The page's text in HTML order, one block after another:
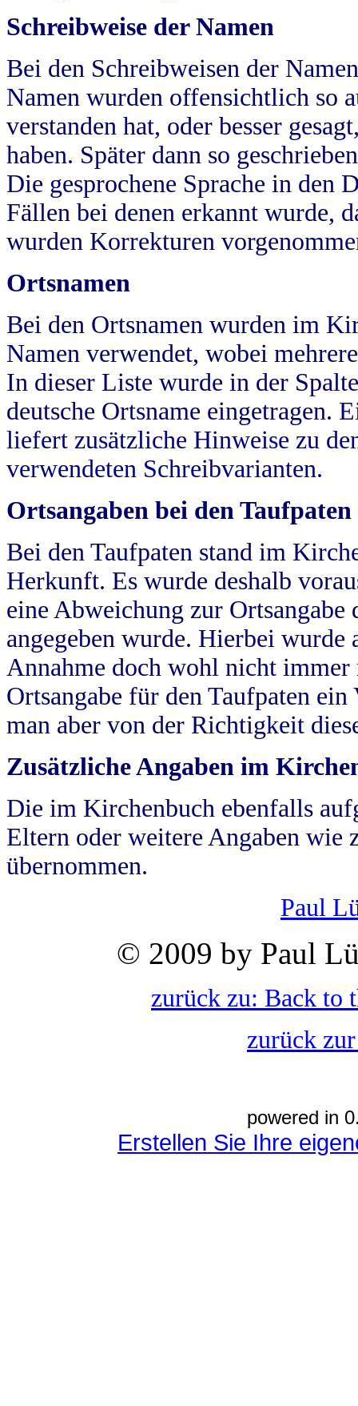
Schreibweise der Namen
Bei den Schreibweisen der
Namen wurden offensichtlich so
verstanden hat, oder besser
haben. Später dann so
Die gesprochene Sprache in
Fällen bei denen erkannt wurde,
wurden Korrekturen
Ortsnamen
Bei den Ortsnamen wurden im
Namen verwendet, wobei
In dieser Liste wurde in der
deutsche Ortsname eingetragen.
liefert zusätzliche Hinweise zu
verwendeten Schreibvarianten.
Ortsangaben bei den Taufpaten
Bei den Taufpaten stand im
Herkunft. Es wurde deshalb
eine Abweichung zur
angegeben wurde. Hierbei wurde
Annahme doch wohl nicht
Ortsangabe für den Taufpaten
man aber von der Richtigkeit
Zusätzliche Angaben im
Die im Kirchenbuch ebenfalls
Eltern oder weitere Angaben wie
übernommen.
Paul
© 2009 by Paul
zurück zu: Back to
zurück
powered in
Erstellen Sie Ihre